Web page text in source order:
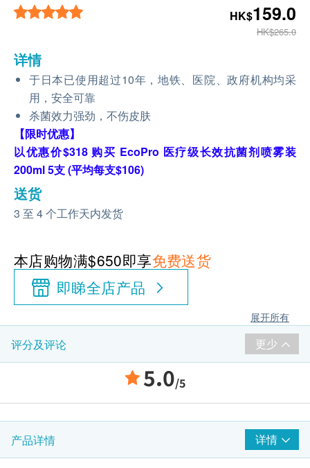
HK$159.0
HK$265.0
详情
于日本已使用超过10年，地铁、医院、政府机构均采
用，安全可靠
杀菌效力强劲，不伤皮肤
【限时优惠】
以优惠价$318 购买 EcoPro 医疗级长效抗菌剂喷雾装
200ml 5支 (平均每支$106)
送货
3 至 4 个工作天内发货
本店购物满$650即享免费送货
即睇全店产品
展开所有
评分及评论 更少
5.0/5
产品详情 详情